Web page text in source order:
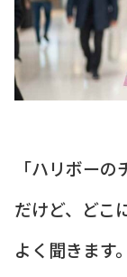
「ハリボー
だけど、どこ
よく聞きます。